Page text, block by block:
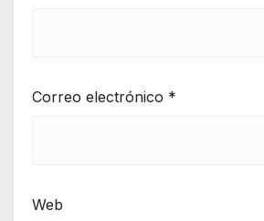
Correo electrónico *
Web